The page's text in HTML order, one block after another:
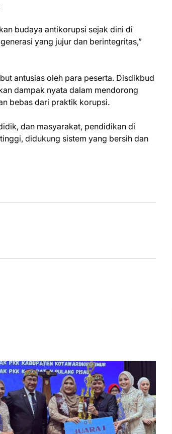
budaya antikorupsi sejak dini di
yang jujur dan berintegritas,”
antusias oleh para peserta. Disdikbud
dampak nyata dalam mendorong
bebas dari praktik korupsi.
dan masyarakat, pendidikan di
didukung sistem yang bersih dan